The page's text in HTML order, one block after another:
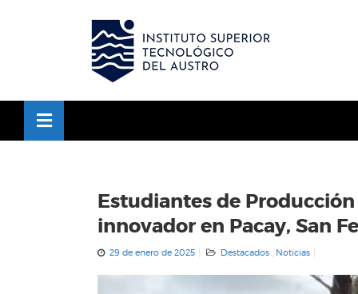
Estudiantes de
innovador en Pacay, San
29 de enero de 2025 Destacados Noticias